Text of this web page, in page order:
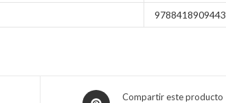
9788418909443
Compartir este producto